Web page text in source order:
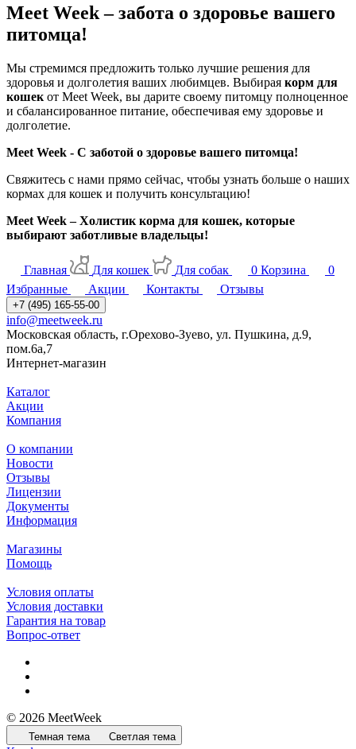
Meet Week – забота о здоровье вашего
питомца!
Мы стремимся предложить только лучшие решения для
здоровья и долголетия ваших любимцев. Выбирая корм для
кошек от Meet Week, вы дарите своему питомцу полноценное
и сбалансированное питание, обеспечивая ему здоровье и
долголетие.
Meet Week - С заботой о здоровье вашего питомца!
Свяжитесь с нами прямо сейчас, чтобы узнать больше о наших
кормах для кошек и получить консультацию!
Meet Week – Холистик корма для кошек, которые
выбирают заботливые владельцы!
Главная Для кошек Для собак 0 Корзина
0
Избранные
Акции Контакты Отзывы
+7 (495) 165-55-00
info@meetweek.ru
Московская область, г.Орехово-Зуево, ул. Пушкина, д.9,
пом.6а,7
Интернет-магазин
Каталог
Акции
Компания
О компании
Новости
Отзывы
Лицензии
Документы
Информация
Магазины
Помощь
Условия оплаты
Условия доставки
Гарантия на товар
Вопрос-ответ
© 2026 MeetWeek
Темная тема Светлая тема